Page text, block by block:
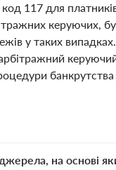
код 117 для
керуючих,
у таких
банкрутства
на основі